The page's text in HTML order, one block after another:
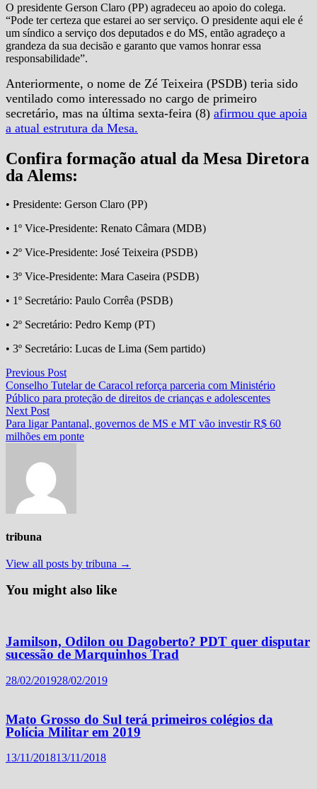
O presidente Gerson Claro (PP) agradeceu ao apoio do colega.
“Pode ter certeza que estarei ao ser serviço. O presidente aqui ele é
um síndico a serviço dos deputados e do MS, então agradeço a
grandeza da sua decisão e garanto que vamos honrar essa
responsabilidade”.
Anteriormente, o nome de Zé Teixeira (PSDB) teria sido
ventilado como interessado no cargo de primeiro
secretário, mas na última sexta-feira (8) afirmou que apoia
a atual estrutura da Mesa.
Confira formação atual da Mesa Diretora
da Alems:
• Presidente: Gerson Claro (PP)
• 1º Vice-Presidente: Renato Câmara (MDB)
• 2º Vice-Presidente: José Teixeira (PSDB)
• 3º Vice-Presidente: Mara Caseira (PSDB)
• 1º Secretário: Paulo Corrêa (PSDB)
• 2º Secretário: Pedro Kemp (PT)
• 3º Secretário: Lucas de Lima (Sem partido)
Navegação
de
Post
Previous PostPrevious
post:
Conselho Tutelar de Caracol reforça parceria com Ministério
Público para proteção de direitos de crianças e adolescentes
Next PostNext
post:
Para ligar Pantanal, governos de MS e MT vão investir R$ 60
milhões em ponte
tribuna
View all posts by tribuna →
You might also like
Jamilson, Odilon ou Dagoberto? PDT quer disputar
sucessão de Marquinhos Trad
28/02/201928/02/2019
Mato Grosso do Sul terá primeiros colégios da
Polícia Militar em 2019
13/11/201813/11/2018